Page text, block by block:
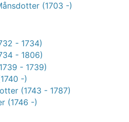
(1703 -)
- 1734)
- 1806)
- 1739)
-)
(1743 - 1787)
(1746 -)